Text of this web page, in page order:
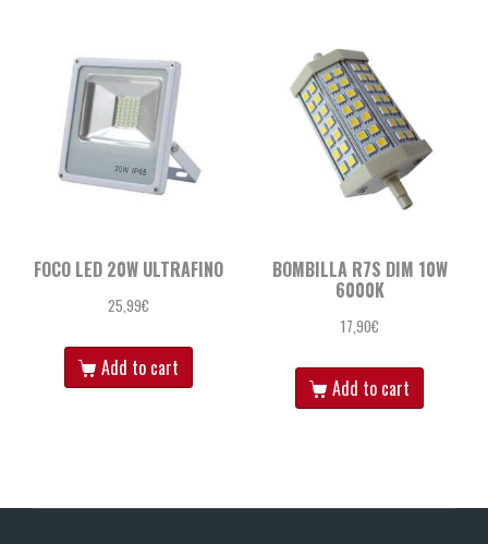
FOCO LED 20W ULTRAFINO
25,99€
Add to cart
BOMBILLA R7S DIM 10W
6000K
17,90€
Add to cart